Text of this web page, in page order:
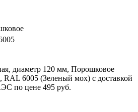
диаметр 120 мм, Порошковое
6005 (Зеленый мох) с доставкой
по цене 495 руб.